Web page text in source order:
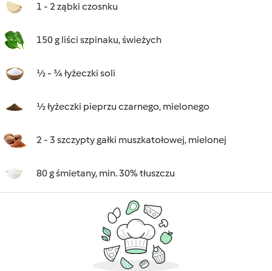
1 - 2 ząbki czosnku
150 g liści szpinaku, świeżych
½ - ¾ łyżeczki soli
½ łyżeczki pieprzu czarnego, mielonego
2 - 3 szczypty gałki muszkatołowej, mielonej
80 g śmietany, min. 30% tłuszczu